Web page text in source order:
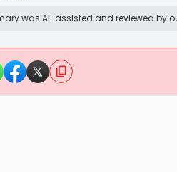
was AI-assisted and reviewed by